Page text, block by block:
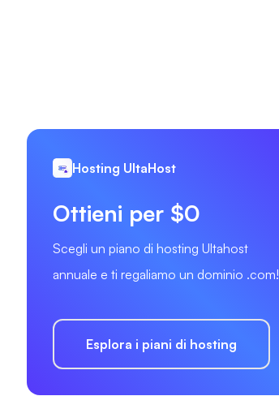
Hosting UltaHost
Ottieni per $0
Scegli un piano di hosting Ultahost
annuale e ti regaliamo un dominio .com!
Esplora i piani di hosting